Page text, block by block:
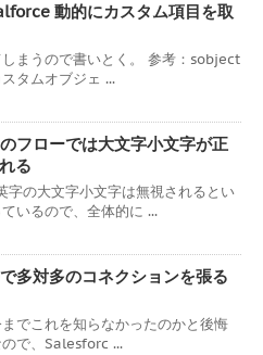
動的にカスタム項目を取
まうので書いとく。 参考：sobject
タムオブジェ ...
フローでは大文字小文字が正
る
字の大文字小文字は無視されるとい
いるので、全体的に ...
多対多のコネクションを張る
でこれを知らなかったのかと後悔
ので、Salesforc ...